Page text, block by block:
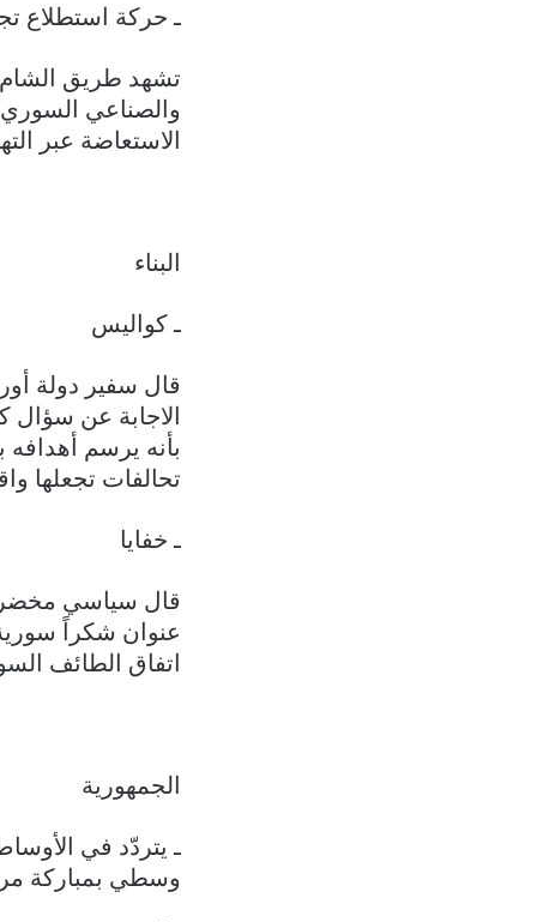
ـ حركة استطلاع
تشهد طريق الشام
والصناعي
الاستعاضة عبر
البناء
ـ كواليس
قال سفير دولة
الاجابة عن سؤال
بأنه يرسم
تحالفات تجعلها
ـ خفايا
عنوان شكراً
اتفاق الطائف
الجمهورية
ـ يتردّد في
وسطي بمباركة